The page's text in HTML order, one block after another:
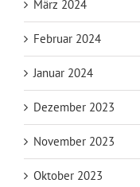
März 2024
Februar 2024
Januar 2024
Dezember 2023
November 2023
Oktober 2023